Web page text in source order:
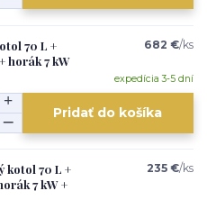
70 L +
horák 7 kW
682 €/ks
expedícia 3-5 dní
Pridať do košíka
kotol 70 L +
7 kW +
235 €/ks